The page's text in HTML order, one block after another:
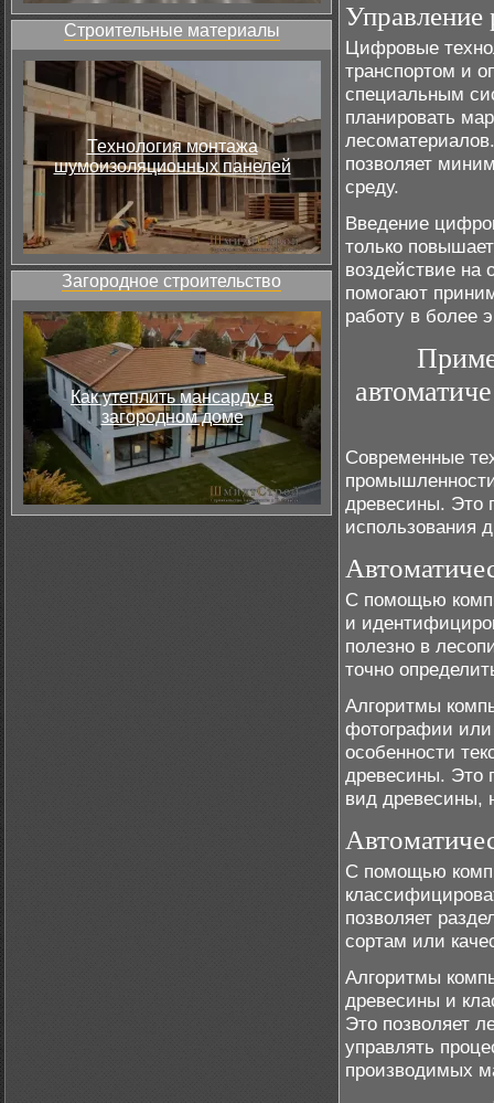
Строительные материалы
Технология монтажа
шумоизоляционных панелей
Загородное строительство
Как утеплить мансарду в
загородном доме
Управление
Цифровые
транспортом и
специальным
планировать
позволяет
среду.
Введение
только
воздействие
помогают
работу в более
Современные
древесины. Это
использования
С помощью
и
полезно в
точно
Алгоритмы
фотографии
особенности
древесины. Это
вид древесины,
С помощью
позволяет
сортам или
Алгоритмы
древесины и
Это позволяет
управлять
производимых